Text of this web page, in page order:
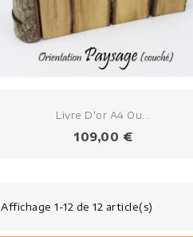
Livre D'or A4 Ou...
Prix
109,00 €
Affichage 1-12 de 12 article(s)